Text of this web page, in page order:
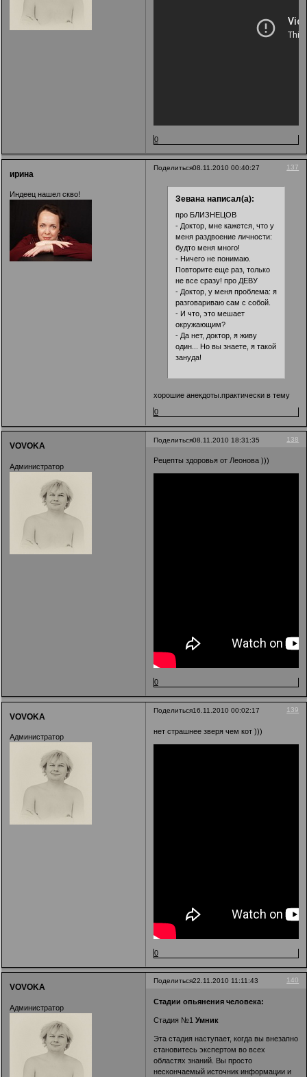
0
Поделиться 137
08.11.2010 00:40:27
ирина
Индеец нашел скво! Зевана написал(а):
про БЛИЗНЕЦОВ
- Доктор, мне кажется, что у
меня раздвоение личности:
будто меня много!
- Ничего не понимаю.
Повторите еще раз, только
не все сразу! про ДЕВУ
- Доктор, у меня проблема: я
разговариваю сам с собой.
- И что, это мешает
окружающим?
- Да нет, доктор, я живу
один... Но вы знаете, я такой
зануда!
хорошие анекдоты.практически в тему
0
Поделиться 138
08.11.2010 18:31:35
VOVOKA
Администратор
Рецепты здоровья от Леонова )))
0
Поделиться 139
16.11.2010 00:02:17
VOVOKA
Администратор
нет страшнее зверя чем кот )))
0
Поделиться 140
22.11.2010 11:11:43
VOVOKA
Администратор
Стадии опьянения человека:
Стадия №1Умник
Эта стадия наступает, когда вы внезапно
становитесь экспертом во всех
областях знаний. Вы просто
нескончаемый источник информации и